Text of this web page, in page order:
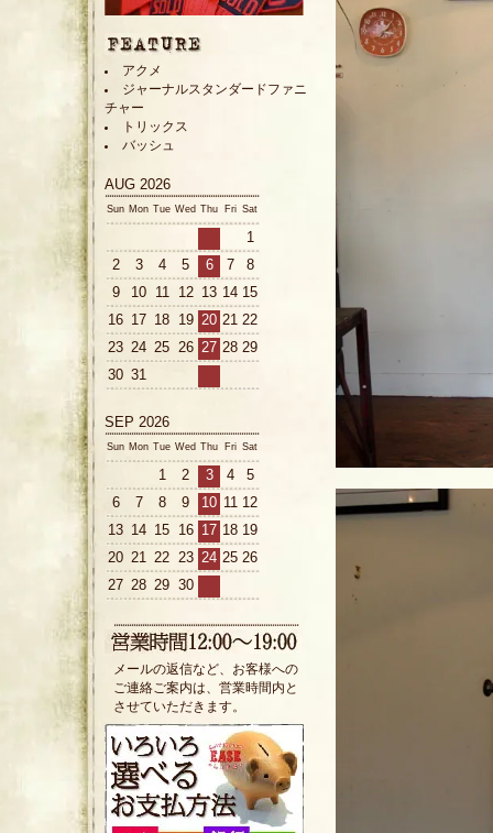
アクメ
ジャーナルスタンダードファニ
チャー
トリックス
バッシュ
AUG 2026
Sun Mon Tue Wed Thu Fri Sat
1
2
3 4 5 6 7
8
9
10 11 12 13 14 15
16 17 18 19 20 21 22
23 24 25 26 27 28 29
30 31
SEP 2026
Sun Mon Tue Wed Thu Fri Sat
1 2 3 4
5
6
7 8 9 10 11 12
13 14 15 16 17 18 19
20 21 22 23 24 25 26
27 28 29 30
メールの返信など、お客様への
ご連絡ご案内は、営業時間内と
させていただきます。